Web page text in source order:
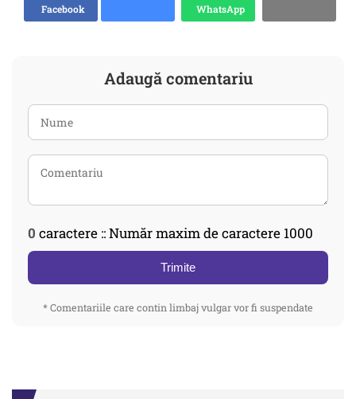
Facebook
WhatsApp
Adaugă comentariu
0 caractere :: Număr maxim de caractere 1000
Trimite
* Comentariile care contin limbaj vulgar vor fi suspendate